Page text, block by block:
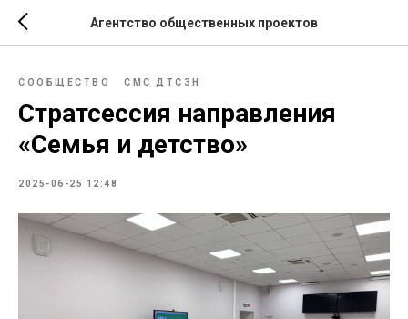
Агентство общественных проектов
СООБЩЕСТВО СМС ДТСЗН
Стратсессия направления
«Семья и детство»
2025-06-25 12:48